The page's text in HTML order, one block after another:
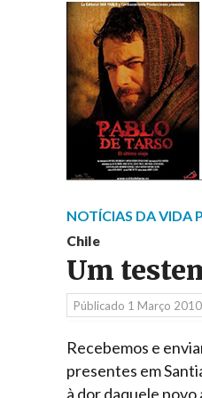
NOTÍCIAS DA VIDA
Chile
Um
Públicado 1 Março 2010
Recebemos e
presentes em
à dor daquele povo